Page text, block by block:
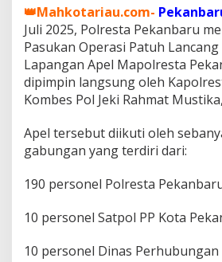
a
n
b
a
r
u
G
e
a
r
p
P
s
👑Mahkotariau.com-
Juli 2025, Polresta Pekanbaru
Pasukan Operasi Patuh
Lapangan Apel Mapolresta
dipimpin langsung oleh
Kombes Pol Jeki Rahmat Mustika,
Apel tersebut diikuti oleh
gabungan yang terdiri dari:
190 personel Polresta
10 personel Satpol PP Kota
10 personel Dinas